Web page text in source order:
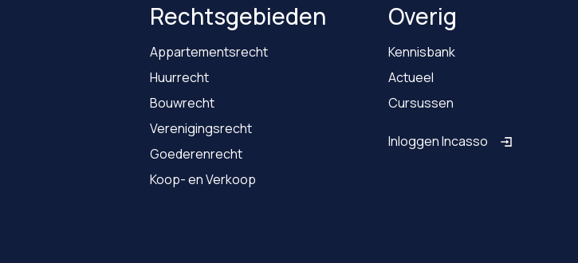
Rechtsgebieden
Appartementsrecht
Huurrecht
Bouwrecht
Verenigingsrecht
Goederenrecht
Koop- en Verkoop
Overig
Kennisbank
Actueel
Cursussen
Inloggen Incasso